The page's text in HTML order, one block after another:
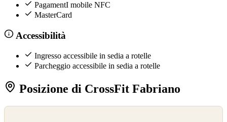
PagamentI mobile NFC
MasterCard
Accessibilità
Ingresso accessibile in sedia a rotelle
Parcheggio accessibile in sedia a rotelle
Posizione di CrossFit Fabriano